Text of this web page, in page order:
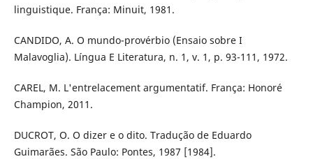
linguistique. França: Minuit, 1981.
CANDIDO, A. O mundo-provérbio (Ensaio sobre I
Malavoglia). Língua E Literatura, n. 1, v. 1, p. 93-111, 1972.
CAREL, M. L'entrelacement argumentatif. França: Honoré
Champion, 2011.
DUCROT, O. O dizer e o dito. Tradução de Eduardo
Guimarães. São Paulo: Pontes, 1987 [1984].